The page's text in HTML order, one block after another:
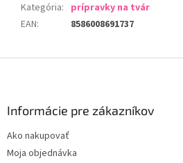
Kategória: prípravky na tvár
EAN: 8586008691737
Informácie pre zákazníkov
Ako nakupovať
Moja objednávka